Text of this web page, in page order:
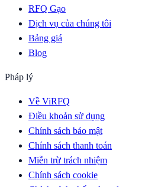
RFQ Gạo
Dịch vụ của chúng tôi
Bảng giá
Blog
Pháp lý
Về ViRFQ
Điều khoản sử dụng
Chính sách bảo mật
Chính sách thanh toán
Miễn trừ trách nhiệm
Chính sách cookie